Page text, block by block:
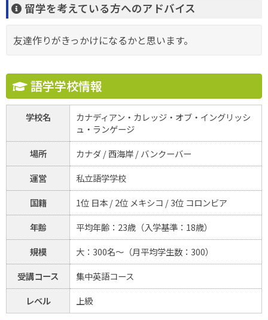
留学を考えている方へのアドバイス
友達作りがきっかけになるかと思います。
語学学校情報
学校名
カナディアン・カレッジ・オブ・イングリッシ
ュ・ランゲージ
場所
カナダ / 西海岸 / バンクーバー
運営
私立語学学校
国籍
1位 日本 / 2位 メキシコ / 3位 コロンビア
年齢
平均年齢：23歳（入学基準：18歳）
規模
大：300名～（月平均学生数：300）
受講コース
集中英語コース
レベル
上級